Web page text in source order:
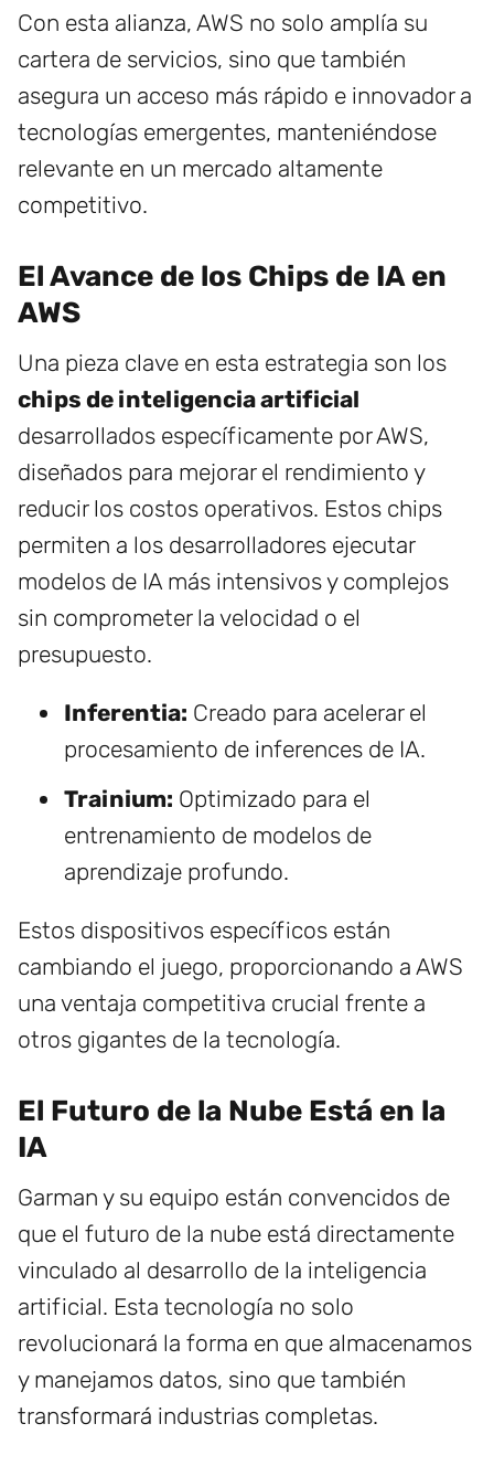
Con esta alianza, AWS no solo amplía su
cartera de servicios, sino que también
asegura un acceso más rápido e innovador a
tecnologías emergentes, manteniéndose
relevante en un mercado altamente
competitivo.
El Avance de los Chips de IA en
AWS
Una pieza clave en esta estrategia son los
chips de inteligencia artificial
desarrollados específicamente por AWS,
diseñados para mejorar el rendimiento y
reducir los costos operativos. Estos chips
permiten a los desarrolladores ejecutar
modelos de IA más intensivos y complejos
sin comprometer la velocidad o el
presupuesto.
Inferentia: Creado para acelerar el
procesamiento de inferences de IA.
Trainium: Optimizado para el
entrenamiento de modelos de
aprendizaje profundo.
Estos dispositivos específicos están
cambiando el juego, proporcionando a AWS
una ventaja competitiva crucial frente a
otros gigantes de la tecnología.
El Futuro de la Nube Está en la
IA
Garman y su equipo están convencidos de
que el futuro de la nube está directamente
vinculado al desarrollo de la inteligencia
artificial. Esta tecnología no solo
revolucionará la forma en que almacenamos
y manejamos datos, sino que también
transformará industrias completas.